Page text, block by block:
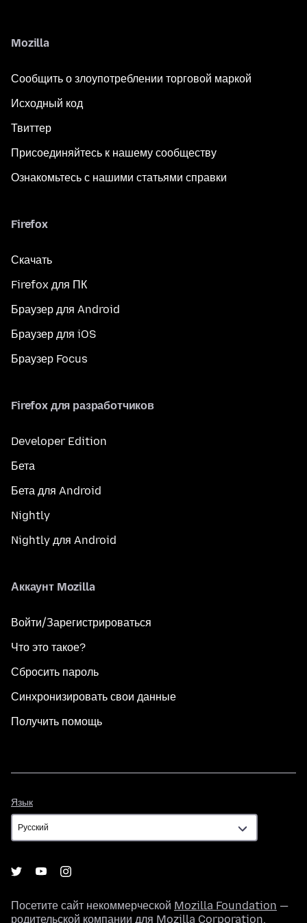
Mozilla
Сообщить о злоупотреблении торговой маркой
Исходный код
Твиттер
Присоединяйтесь к нашему сообществу
Ознакомьтесь с нашими статьями справки
Firefox
Скачать
Firefox для ПК
Браузер для Android
Браузер для iOS
Браузер Focus
Firefox для разработчиков
Developer Edition
Бета
Бета для Android
Nightly
Nightly для Android
Аккаунт Mozilla
Войти/Зарегистрироваться
Что это такое?
Сбросить пароль
Синхронизировать свои данные
Получить помощь
Язык
Посетите сайт некоммерческой Mozilla Foundation —
родительской компании для Mozilla Corporation.